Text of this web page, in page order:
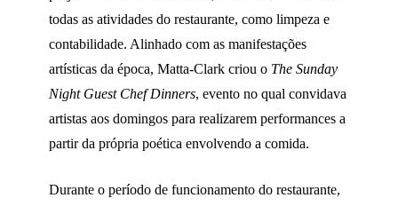
todas as atividades do restaurante, como limpeza e
contabilidade. Alinhado com as manifestações
artísticas da época, Matta-Clark criou o The Sunday
Night Guest Chef Dinners, evento no qual convidava
artistas aos domingos para realizarem performances a
partir da própria poética envolvendo a comida.
Durante o período de funcionamento do restaurante,